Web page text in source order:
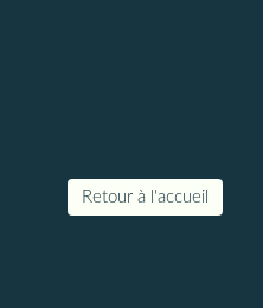
Retour à l'accueil